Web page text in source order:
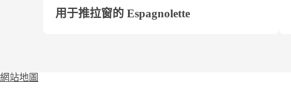
用于推拉窗的 Espagnolette
網站地圖